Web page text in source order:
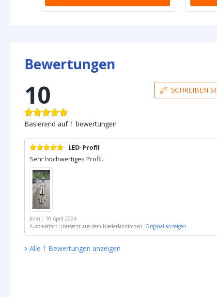
Bewertungen
10
Basierend auf 1 bewertungen
SCHREIBEN
LED-Profil
Sehr hochwertiges Profil.
John | 10 April 2024
Automatisch übersetzt aus dem Niederländischen. Original anzeigen.
Alle 1 Bewertungen anzeigen